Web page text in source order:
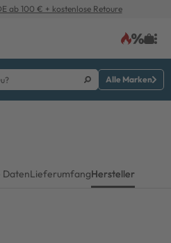
ab 100 € + kostenlose Retoure
Alle Marken
DatenLieferumfangHersteller